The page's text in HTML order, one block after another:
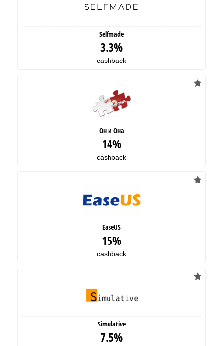
Selfmade
3.3%
cashback
Он и Она
14%
cashback
EaseUS
15%
cashback
Simulative
7.5%